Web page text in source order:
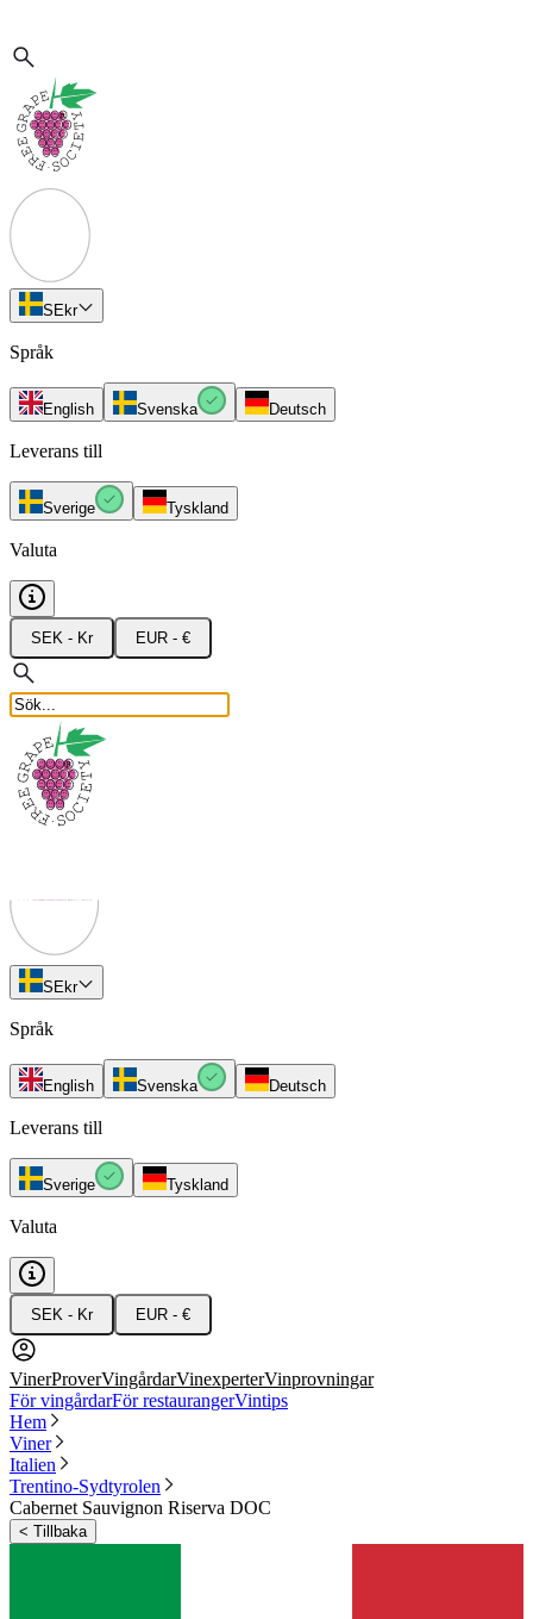
SEkr
Språk
English Svenska Deutsch
Leverans till
Sverige Tyskland
Valuta
SEK - Kr EUR - €
SEkr
Språk
English Svenska Deutsch
Leverans till
Sverige Tyskland
Valuta
SEK - Kr EUR - €
VinerProverVingårdarVinexperterVinprovningar
För vingårdarFör restaurangerVintips
Hem
Viner
Italien
Trentino-Sydtyrolen
Cabernet Sauvignon Riserva DOC
< Tillbaka